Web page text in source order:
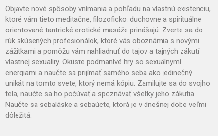
Objavte nové spôsoby vnímania a pohľadu na vlastnú existenciu,
ktoré vám tieto meditačne, filozoficko, duchovne a spirituálne
orientované tantrické erotické masáže prinášajú. Zverte sa do
rúk skúsených profesionálok, ktoré vás oboznámia s novými
zážitkami a pomôžu vám nahliadnuť do tajov a tajných zákutí
vlastnej sexuality. Okúste podmanivé hry so sexuálnymi
energiami a naučte sa prijímať samého seba ako jedinečný
unikát na tomto svete, ktorý nemá kópiu. Zamilujte sa do svojho
tela, naučte sa ho počúvať a spoznávať všetky jeho zákutia.
Naučte sa sebaláske a sebaúcte, ktorá je v dnešnej dobe veľmi
dôležitá.